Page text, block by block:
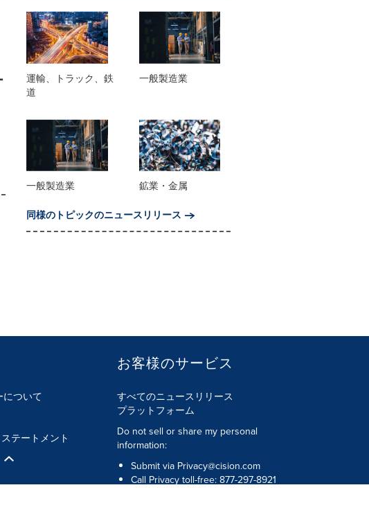
運輸、トラック、鉄
道
一般製造業
一般製造業
鉱業・金属
同様のトピックのニュースリリース
について
テートメント
お客様のサービス
すべてのニュースリリース
プラットフォーム
Do not sell or share my personal
information:
Submit via Privacy@cision.com
Call Privacy toll-free: 877-297-8921